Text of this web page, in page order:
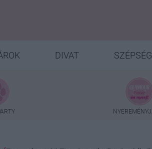
DIVAT SZÉPSÉG